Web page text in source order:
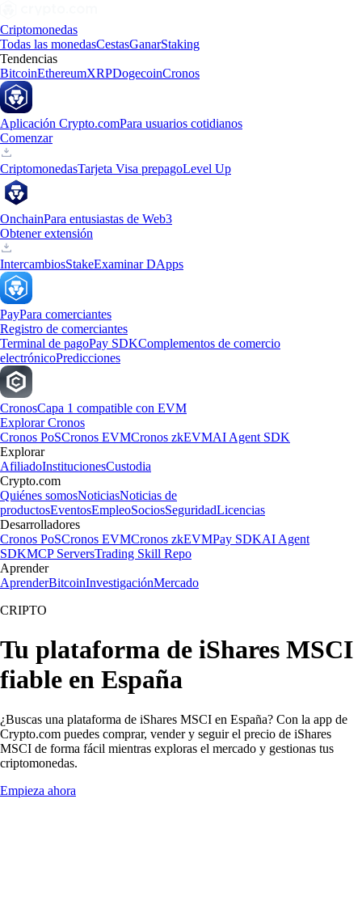
Criptomonedas
Todas las monedasCestasGanarStaking
Tendencias
BitcoinEthereumXRPDogecoinCronos
Aplicación Crypto.comPara usuarios cotidianos
Comenzar
CriptomonedasTarjeta Visa prepagoLevel Up
OnchainPara entusiastas de Web3
Obtener extensión
IntercambiosStakeExaminar DApps
PayPara comerciantes
Registro de comerciantes
Terminal de pagoPay SDKComplementos de comercio
electrónicoPredicciones
CronosCapa 1 compatible con EVM
Explorar Cronos
Cronos PoSCronos EVMCronos zkEVMAI Agent SDK
Explorar
AfiliadoInstitucionesCustodia
Crypto.com
Quiénes somosNoticiasNoticias de
productosEventosEmpleoSociosSeguridadLicencias
Desarrolladores
Cronos PoSCronos EVMCronos zkEVMPay SDKAI Agent
SDKMCP ServersTrading Skill Repo
Aprender
AprenderBitcoinInvestigaciónMercado
CRIPTO
Tu plataforma de iShares MSCI
fiable en España
¿Buscas una plataforma de iShares MSCI en España? Con la app de
Crypto.com puedes comprar, vender y seguir el precio de iShares
MSCI de forma fácil mientras exploras el mercado y gestionas tus
criptomonedas.
Empieza ahora